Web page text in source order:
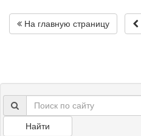
На главную страницу
Найти